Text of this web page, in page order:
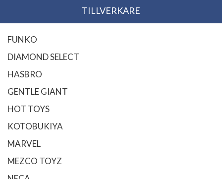
TILLVERKARE
FUNKO
DIAMOND SELECT
HASBRO
GENTLE GIANT
HOT TOYS
KOTOBUKIYA
MARVEL
MEZCO TOYZ